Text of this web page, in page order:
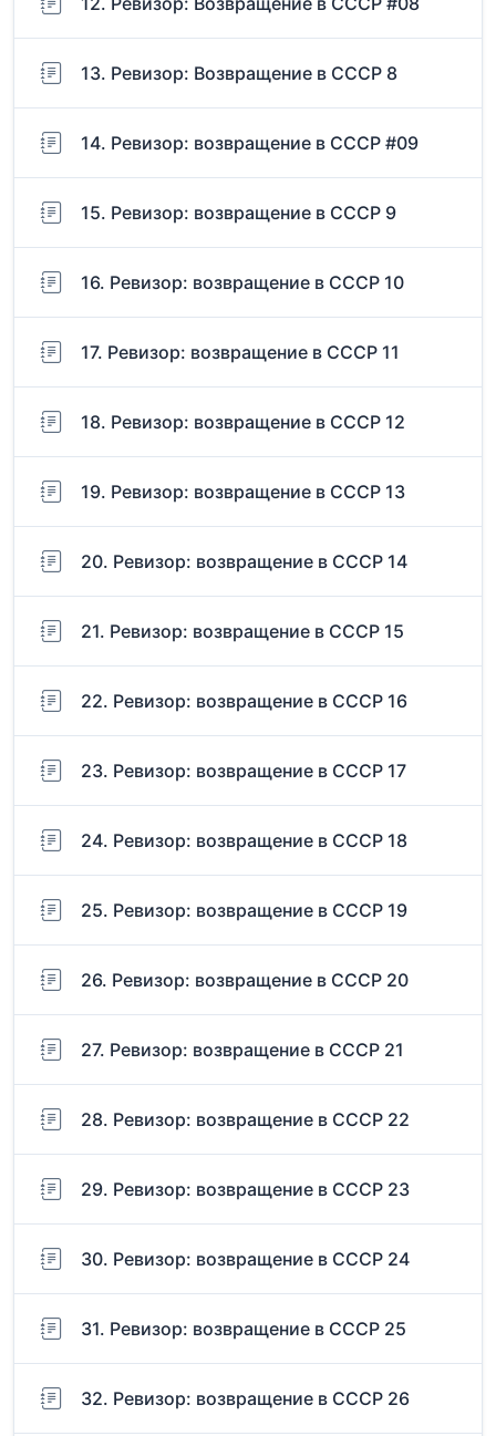
13. Ревизор: Возвращение в СССР 8
14. Ревизор: возвращение в СССР #09
15. Ревизор: возвращение в СССР 9
16. Ревизор: возвращение в СССР 10
17. Ревизор: возвращение в СССР 11
18. Ревизор: возвращение в СССР 12
19. Ревизор: возвращение в СССР 13
20. Ревизор: возвращение в СССР 14
21. Ревизор: возвращение в СССР 15
22. Ревизор: возвращение в СССР 16
23. Ревизор: возвращение в СССР 17
24. Ревизор: возвращение в СССР 18
25. Ревизор: возвращение в СССР 19
26. Ревизор: возвращение в СССР 20
27. Ревизор: возвращение в СССР 21
28. Ревизор: возвращение в СССР 22
29. Ревизор: возвращение в СССР 23
30. Ревизор: возвращение в СССР 24
31. Ревизор: возвращение в СССР 25
32. Ревизор: возвращение в СССР 26